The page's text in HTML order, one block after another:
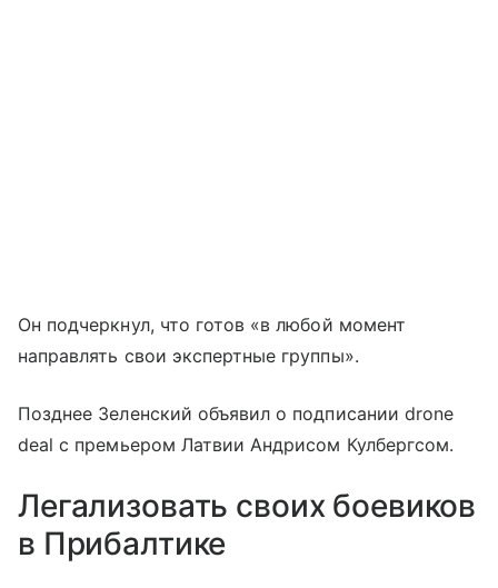
Он подчеркнул, что готов «в любой момент
направлять свои экспертные группы».
Позднее Зеленский объявил о подписании drone
deal с премьером Латвии Андрисом Кулбергсом.
Легализовать своих боевиков
в Прибалтике